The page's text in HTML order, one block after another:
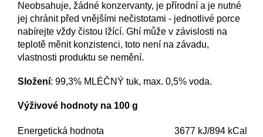
Neobsahuje, žádné konzervanty, je přírodní a je nutné
jej chránit před vnějšími nečistotami - jednotlivé porce
nabírejte vždy čistou lžící. Ghí může v závislosti na
teplotě měnit konzistenci, toto není na závadu,
vlastnosti produktu se nemění.
Složení: 99,3% MLÉČNÝ tuk, max. 0,5% voda.
Výživové hodnoty na 100 g
Energetická hodnota
3677 kJ/894 kCal